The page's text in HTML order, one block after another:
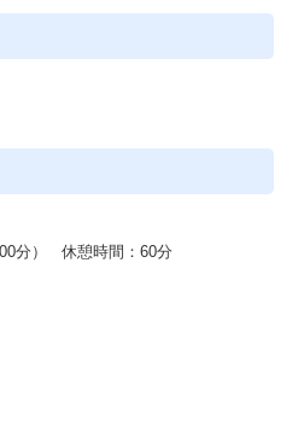
ーションを提供しています。
を提示し、保育に従事する人口を
ースの増加に寄与したいと考えて
大した今だからこそ、地域社会の
ーチが出来ます。
全体に保育業界の転職サポートを
のミッションです。
分） 休憩時間：60分